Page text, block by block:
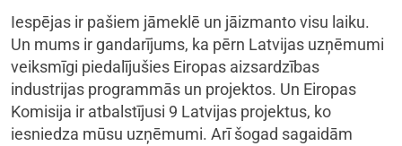
Iespējas ir pašiem jāmeklē un jāizmanto visu laiku.
Un mums ir gandarījums, ka pērn Latvijas uzņēmumi
veiksmīgi piedalījušies Eiropas aizsardzības
industrijas programmās un projektos. Un Eiropas
Komisija ir atbalstījusi 9 Latvijas projektus, ko
iesniedza mūsu uzņēmumi. Arī šogad sagaidām